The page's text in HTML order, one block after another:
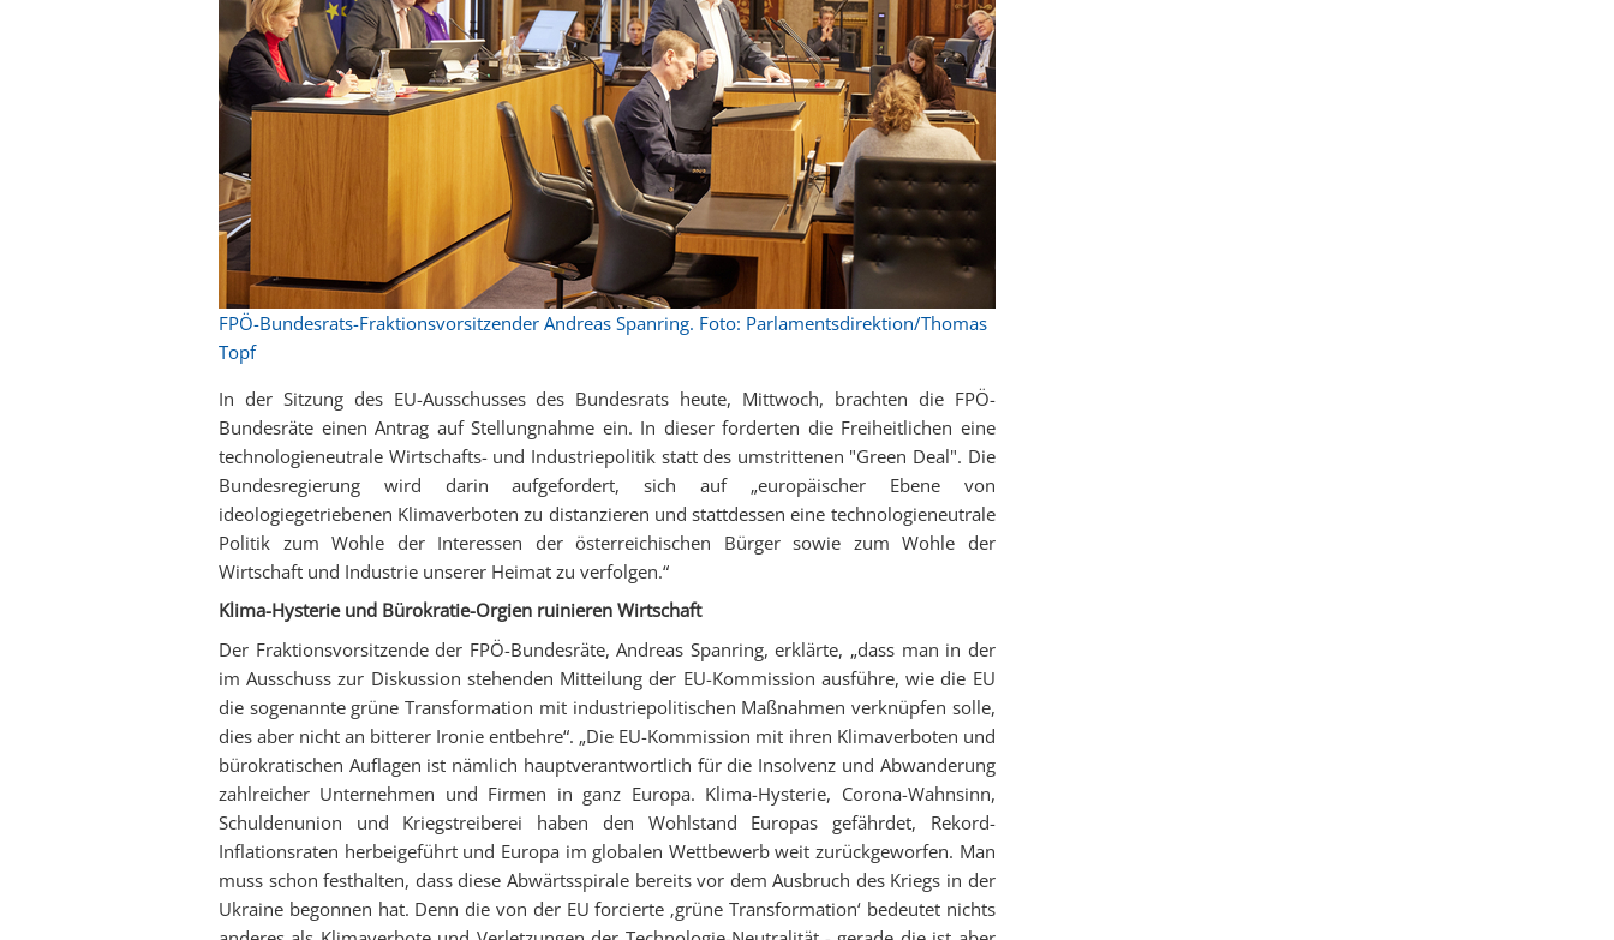
FPÖ-Bundesrats-Fraktionsvorsitzender Andreas Spanring. Foto: Parlamentsdirektion/Thomas
Topf
In der Sitzung des EU-Ausschusses des Bundesrats heute, Mittwoch, brachten die FPÖ-
Bundesräte einen Antrag auf Stellungnahme ein. In dieser forderten die Freiheitlichen eine
technologieneutrale Wirtschafts- und Industriepolitik statt des umstrittenen "Green Deal". Die
Bundesregierung wird darin aufgefordert, sich auf „europäischer Ebene von
ideologiegetriebenen Klimaverboten zu distanzieren und stattdessen eine technologieneutrale
Politik zum Wohle der Interessen der österreichischen Bürger sowie zum Wohle der
Wirtschaft und Industrie unserer Heimat zu verfolgen.“
Klima-Hysterie und Bürokratie-Orgien ruinieren Wirtschaft
Der Fraktionsvorsitzende der FPÖ-Bundesräte, Andreas Spanring, erklärte, „dass man in der
im Ausschuss zur Diskussion stehenden Mitteilung der EU-Kommission ausführe, wie die EU
die sogenannte grüne Transformation mit industriepolitischen Maßnahmen verknüpfen solle,
dies aber nicht an bitterer Ironie entbehre“. „Die EU-Kommission mit ihren Klimaverboten und
bürokratischen Auflagen ist nämlich hauptverantwortlich für die Insolvenz und Abwanderung
zahlreicher Unternehmen und Firmen in ganz Europa. Klima-Hysterie, Corona-Wahnsinn,
Schuldenunion und Kriegstreiberei haben den Wohlstand Europas gefährdet, Rekord-
Inflationsraten herbeigeführt und Europa im globalen Wettbewerb weit zurückgeworfen. Man
muss schon festhalten, dass diese Abwärtsspirale bereits vor dem Ausbruch des Kriegs in der
Ukraine begonnen hat. Denn die von der EU forcierte ‚grüne Transformation‘ bedeutet nichts